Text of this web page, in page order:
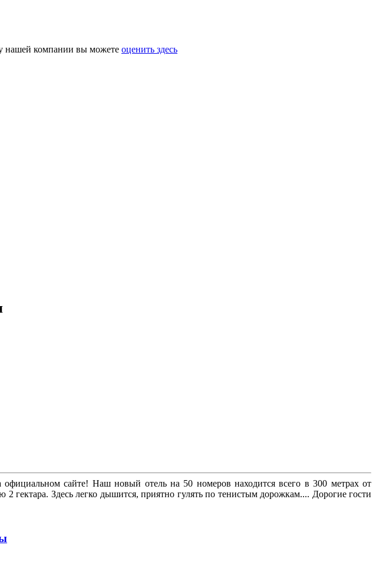
нашей компании вы можете оценить здесь
сайте! Наш новый отель на 50 номеров находится всего в 300 метрах от
гектара. Здесь легко дышится, приятно гулять по тенистым дорожкам.... Дорогие гости